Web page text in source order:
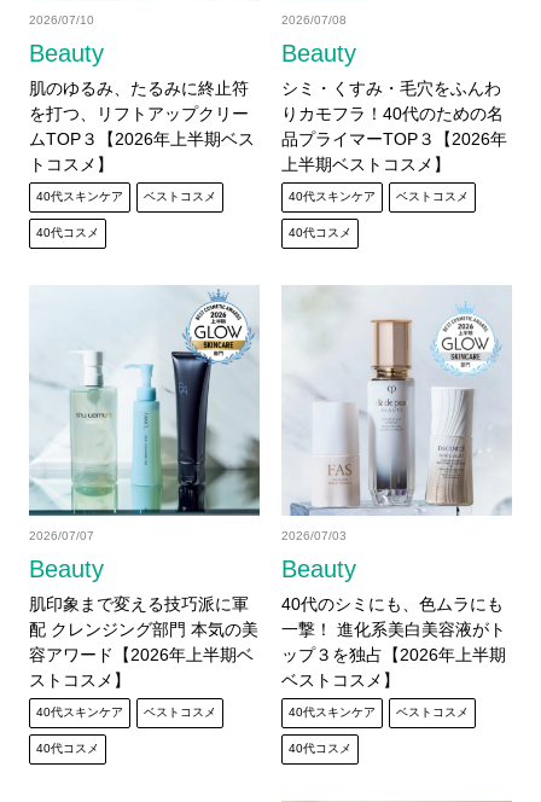
Beauty
2026/07/10
肌のゆるみ、たるみに終止符
を打つ、リフトアップクリー
ムTOP３【2026年上半期ベス
トコスメ】
40代スキンケア ベストコスメ
40代コスメ
Beauty
2026/07/08
シミ・くすみ・毛穴をふんわ
りカモフラ！40代のための名
品プライマーTOP３【2026年
上半期ベストコスメ】
40代スキンケア ベストコスメ
40代コスメ
Beauty
2026/07/07
肌印象まで変える技巧派に軍
配 クレンジング部門 本気の美
容アワード【2026年上半期ベ
ストコスメ】
40代スキンケア ベストコスメ
40代コスメ
Beauty
2026/07/03
40代のシミにも、色ムラにも
一撃！ 進化系美白美容液がト
ップ３を独占【2026年上半期
ベストコスメ】
40代スキンケア ベストコスメ
40代コスメ